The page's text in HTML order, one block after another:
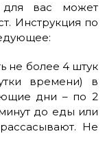
для вас может
Инструкция по
не более 4 штук
времени) в
дни – по 2
до еды или
Не